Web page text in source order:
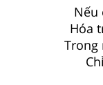
Nếu
Hóa
Trong